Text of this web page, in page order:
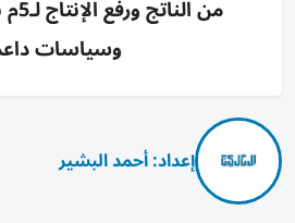
من
وسياسات
إعداد: أحمد البشير